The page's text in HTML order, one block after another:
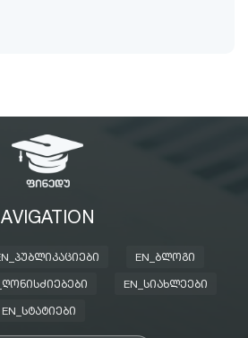
EN_ᲑᲚᲝᲒᲘ
EN_ᲡᲘᲐᲮᲚᲔᲔᲑᲘ
EN_ᲡᲢᲐᲢᲘᲔᲑᲘ